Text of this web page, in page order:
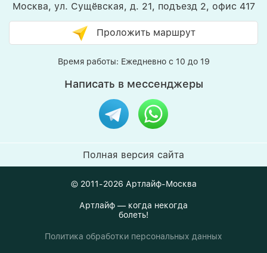
Москва, ул. Сущёвская, д. 21, подъезд 2, офис 417
Проложить маршрут
Время работы: Ежедневно с 10 до 19
Написать в мессенджеры
Полная версия сайта
© 2011-2026 Артлайф-Москва
Артлайф — когда некогда
болеть!
Политика обработки персональных данных